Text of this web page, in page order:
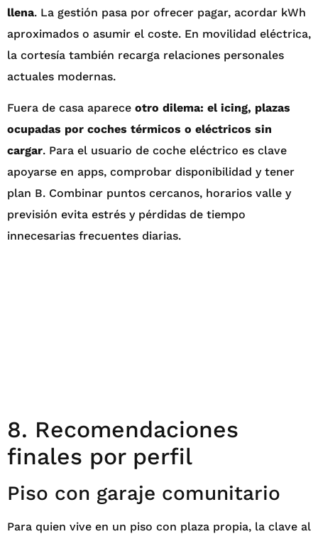
llena. La gestión pasa por ofrecer pagar, acordar kWh
aproximados o asumir el coste. En movilidad eléctrica,
la cortesía también recarga relaciones personales
actuales modernas.
Fuera de casa aparece otro dilema: el icing, plazas
ocupadas por coches térmicos o eléctricos sin
cargar. Para el usuario de coche eléctrico es clave
apoyarse en apps, comprobar disponibilidad y tener
plan B. Combinar puntos cercanos, horarios valle y
previsión evita estrés y pérdidas de tiempo
innecesarias frecuentes diarias.
8. Recomendaciones
finales por perfil
Piso con garaje comunitario
Para quien vive en un piso con plaza propia, la clave al